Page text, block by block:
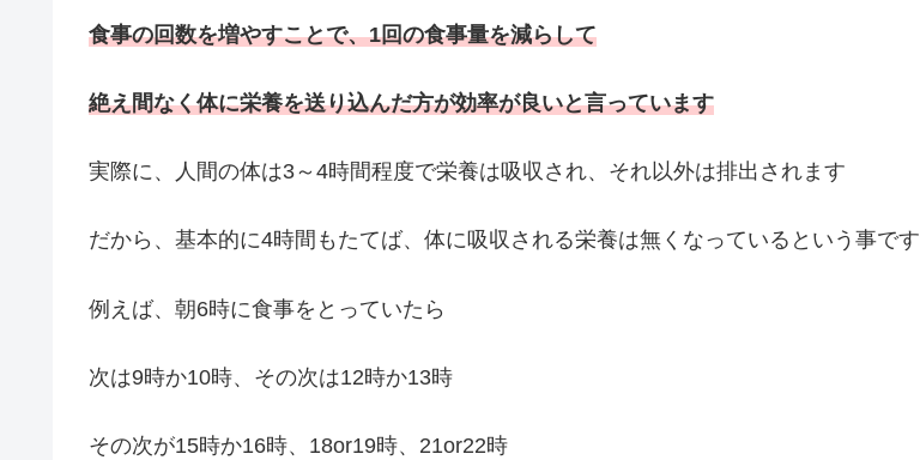
食事の回数を増やすことで、1回の食事量を減らして
絶え間なく体に栄養を送り込んだ方が効率が良いと言っています
実際に、人間の体は3～4時間程度で栄養は吸収され、それ以外は排出されます
だから、基本的に4時間もたてば、体に吸収される栄養は無くなっているという事です
例えば、朝6時に食事をとっていたら
次は9時か10時、その次は12時か13時
その次が15時か16時、18or19時、21or22時